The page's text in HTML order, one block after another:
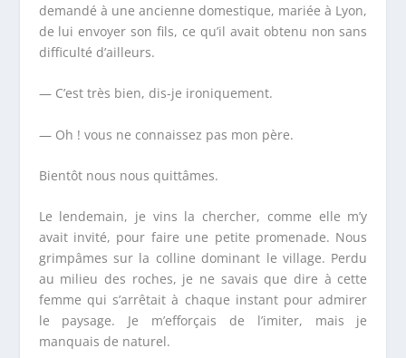
demandé à une ancienne domestique, mariée à Lyon,
de lui envoyer son fils, ce qu’il avait obtenu non sans
difficulté d’ailleurs.
— C’est très bien, dis-je ironiquement.
— Oh ! vous ne connaissez pas mon père.
Bientôt nous nous quittâmes.
Le lendemain, je vins la chercher, comme elle m’y
avait invité, pour faire une petite promenade. Nous
grimpâmes sur la colline dominant le village. Perdu
au milieu des roches, je ne savais que dire à cette
femme qui s’arrêtait à chaque instant pour admirer
le paysage. Je m’efforçais de l’imiter, mais je
manquais de naturel.